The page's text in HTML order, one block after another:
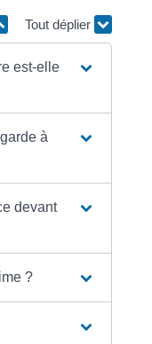
Tout déplier
est-elle
à
devant
?